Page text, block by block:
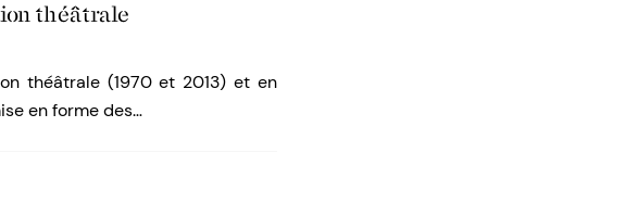
théâtrale
théâtrale (1970 et 2013) et en
en forme des…